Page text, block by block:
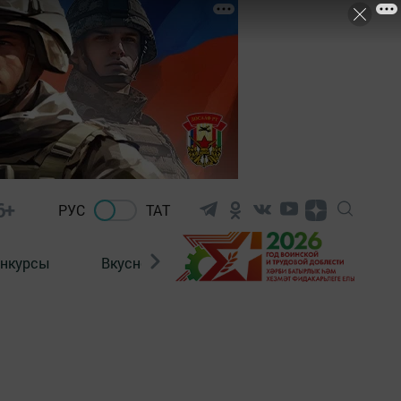
РУС ТАТ
Вкусности Фотогалерея